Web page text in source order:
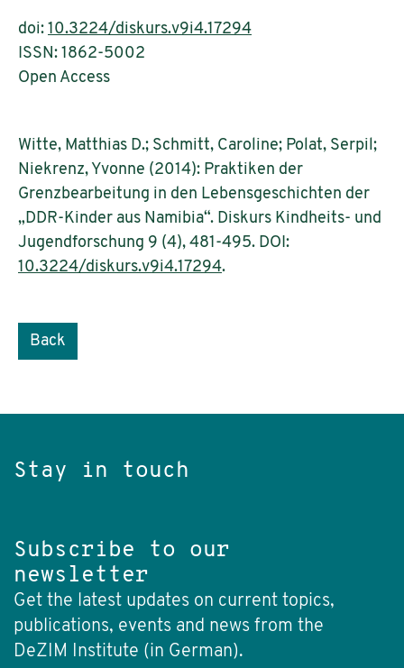
doi: 10.3224/diskurs.v9i4.17294
ISSN: 1862-5002
Open Access
Witte, Matthias D.; Schmitt, Caroline; Polat, Serpil;
Niekrenz, Yvonne (2014): Praktiken der
Grenzbearbeitung in den Lebensgeschichten der
„DDR-Kinder aus Namibia“. Diskurs Kindheits- und
Jugendforschung 9 (4), 481-495. DOI:
10.3224/diskurs.v9i4.17294.
Back
Stay in touch
Subscribe to our
newsletter
Get the latest updates on current topics,
publications, events and news from the
DeZIM Institute (in German).